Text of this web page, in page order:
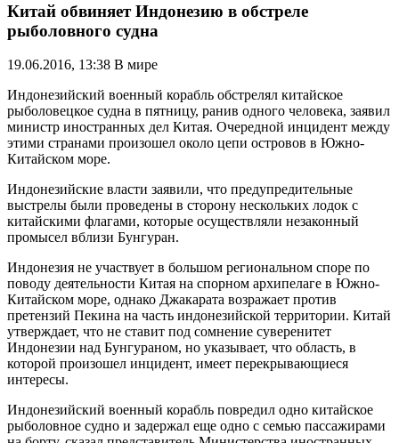
Китай обвиняет Индонезию в обстреле
рыболовного судна
19.06.2016, 13:38 В мире
Индонезийский военный корабль обстрелял китайское
рыболовецкое судна в пятницу, ранив одного человека, заявил
министр иностранных дел Китая. Очередной инцидент между
этими странами произошел около цепи островов в Южно-
Китайском море.
Индонезийские власти заявили, что предупредительные
выстрелы были проведены в сторону нескольких лодок с
китайскими флагами, которые осуществляли незаконный
промысел вблизи Бунгуран.
Индонезия не участвует в большом региональном споре по
поводу деятельности Китая на спорном архипелаге в Южно-
Китайском море, однако Джакарата возражает против
претензий Пекина на часть индонезийской территории. Китай
утверждает, что не ставит под сомнение суверенитет
Индонезии над Бунгураном, но указывает, что область, в
которой произошел инцидент, имеет перекрывающиеся
интересы.
Индонезийский военный корабль повредил одно китайское
рыболовное судно и задержал еще одно с семью пассажирами